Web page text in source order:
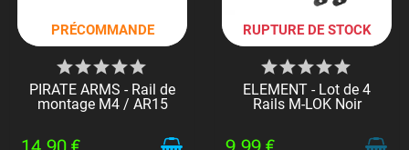
PRÉCOMMANDE
PIRATE ARMS - Rail de
montage M4 / AR15
RUPTURE DE STOCK
ELEMENT - Lot de 4
Rails M-LOK Noir